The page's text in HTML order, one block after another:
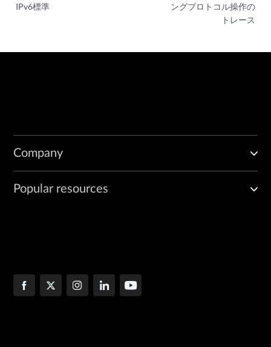
IPv6標準
ングプロトコル操作の
トレース
Company
Popular resources